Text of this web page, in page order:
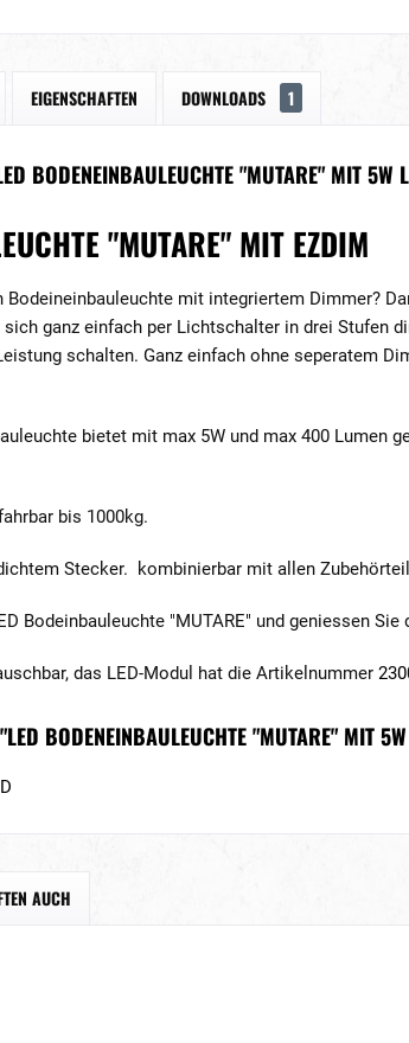
EIGENSCHAFTEN DOWNLOADS 1
BODENEINBAULEUCHTE "MUTARE" MIT
"MUTARE" MIT EZDIM
mit integriertem Dimmer?
ganz einfach per Lichtschalter in drei Stufen
schalten. Ganz einfach ohne seperatem
bietet mit max 5W und max 400 Lumen
bis 1000kg.
Stecker. kombinierbar mit allen
Bodeinbauleuchte "MUTARE" und geniessen Sie
das LED-Modul hat die Artikelnummer
BODENEINBAULEUCHTE "MUTARE" MIT
AUCH